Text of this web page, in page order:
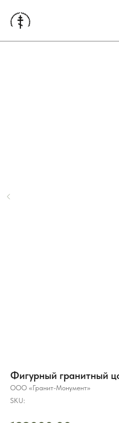
Фигурный гранитный
ООО «Гранит-Монумент»
SKU: